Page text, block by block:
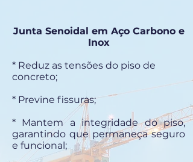
Junta Senoidal em Aço Carbono e
Inox
* Reduz as tensões do piso de
concreto;
* Previne fissuras;
* Mantem a integridade do piso,
garantindo que permaneça seguro
e funcional;